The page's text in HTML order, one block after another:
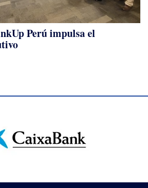
Perú impulsa el